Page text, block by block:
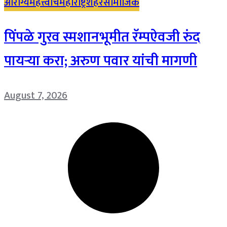
पिंपळे गुरव स्मशानभूमीत रॅम्पऐवजी रुंद
पायऱ्या करा; अरुण पवार यांची मागणी
August 7, 2026